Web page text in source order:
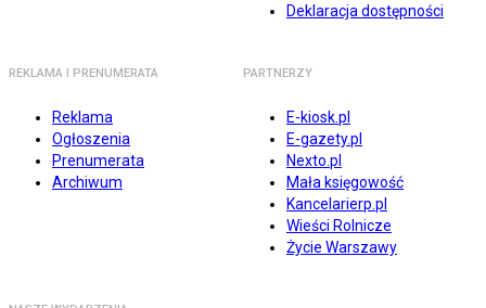
Deklaracja dostępności
REKLAMA I PRENUMERATA
Reklama
Ogłoszenia
Prenumerata
Archiwum
PARTNERZY
E-kiosk.pl
E-gazety.pl
Nexto.pl
Mała księgowość
Kancelarierp.pl
Wieści Rolnicze
Życie Warszawy